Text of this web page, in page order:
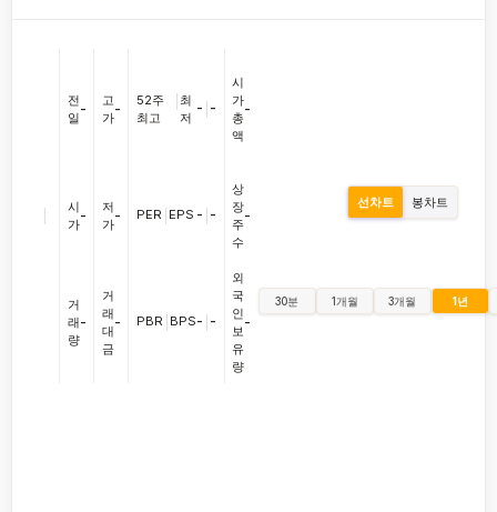
전
일
-
시
가
-
거
래
량
-
고
가
-
저
가
-
거
래
대
금
-
52주
최고
최
저
- -
PER EPS - -
PBR BPS- -
시
가
총
액
-
상
장
주
수
-
외
국
인
보
유
량
-
선차트 봉차트
30분 1개월 3개월 1년